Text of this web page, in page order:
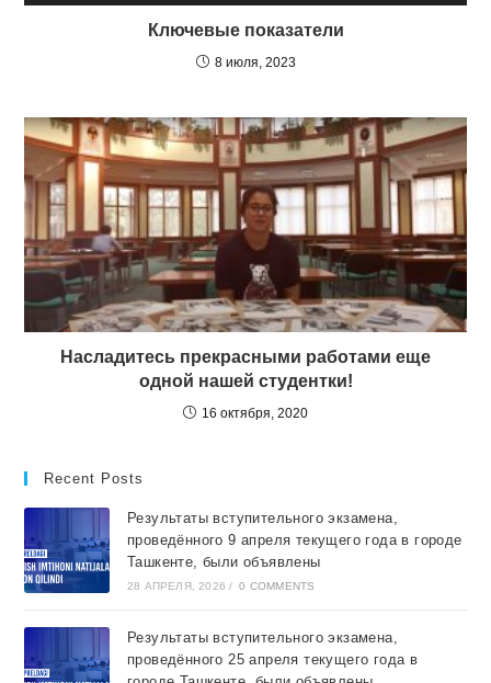
Ключевые показатели
8 июля, 2023
Насладитесь прекрасными работами еще
одной нашей студентки!
16 октября, 2020
Recent Posts
Результаты вступительного экзамена,
проведённого 9 апреля текущего года в городе
Ташкентe, были объявлены
28 АПРЕЛЯ, 2026 / 0 COMMENTS
Результаты вступительного экзамена,
проведённого 25 апреля текущего года в